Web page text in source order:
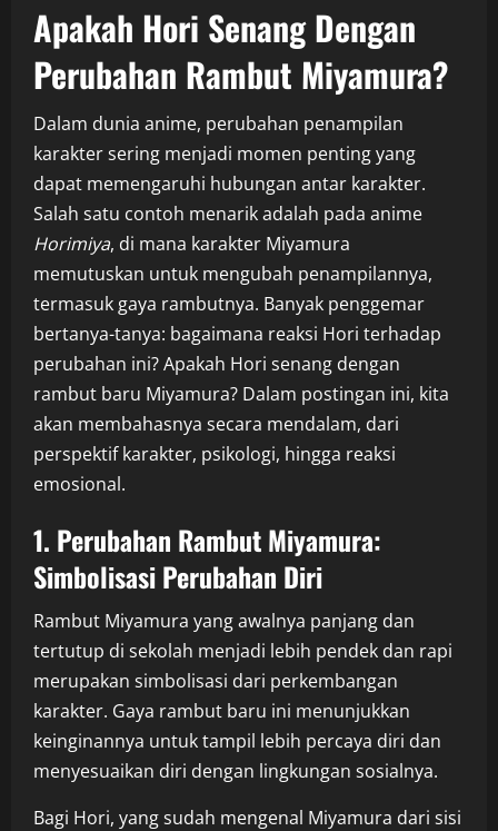
Apakah Hori Senang Dengan
Perubahan Rambut Miyamura?
Dalam dunia anime, perubahan penampilan
karakter sering menjadi momen penting yang
dapat memengaruhi hubungan antar karakter.
Salah satu contoh menarik adalah pada anime
Horimiya, di mana karakter Miyamura
memutuskan untuk mengubah penampilannya,
termasuk gaya rambutnya. Banyak penggemar
bertanya-tanya: bagaimana reaksi Hori terhadap
perubahan ini? Apakah Hori senang dengan
rambut baru Miyamura? Dalam postingan ini, kita
akan membahasnya secara mendalam, dari
perspektif karakter, psikologi, hingga reaksi
emosional.
1. Perubahan Rambut Miyamura:
Simbolisasi Perubahan Diri
Rambut Miyamura yang awalnya panjang dan
tertutup di sekolah menjadi lebih pendek dan rapi
merupakan simbolisasi dari perkembangan
karakter. Gaya rambut baru ini menunjukkan
keinginannya untuk tampil lebih percaya diri dan
menyesuaikan diri dengan lingkungan sosialnya.
Bagi Hori, yang sudah mengenal Miyamura dari sisi